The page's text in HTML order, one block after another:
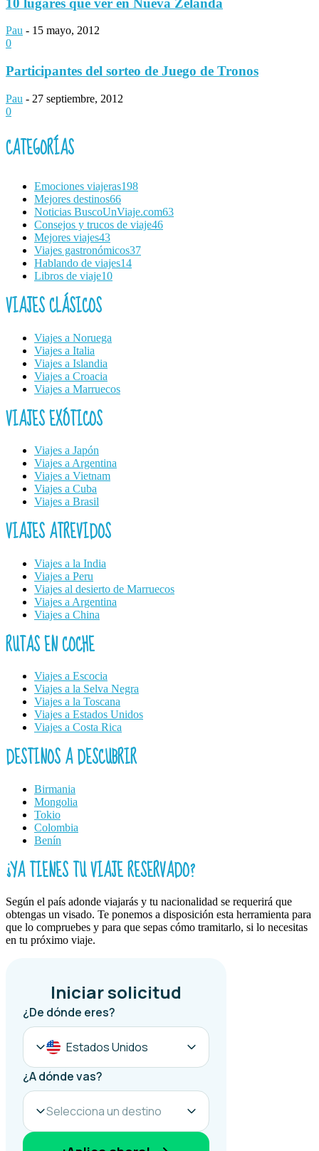
Pau - 15 mayo, 2012
0
Participantes del sorteo de Juego de Tronos
Pau - 27 septiembre, 2012
0
CATEGORÍAS
Emociones viajeras198
Mejores destinos66
Noticias BuscoUnViaje.com63
Consejos y trucos de viaje46
Mejores viajes43
Viajes gastronómicos37
Hablando de viajes14
Libros de viaje10
VIAJES CLÁSICOS
Viajes a Noruega
Viajes a Italia
Viajes a Islandia
Viajes a Croacia
Viajes a Marruecos
VIAJES EXÓTICOS
Viajes a Japón
Viajes a Argentina
Viajes a Vietnam
Viajes a Cuba
Viajes a Brasil
VIAJES ATREVIDOS
Viajes a la India
Viajes a Peru
Viajes al desierto de Marruecos
Viajes a Argentina
Viajes a China
RUTAS EN COCHE
Viajes a Escocia
Viajes a la Selva Negra
Viajes a la Toscana
Viajes a Estados Unidos
Viajes a Costa Rica
DESTINOS A DESCUBRIR
Birmania
Mongolia
Tokio
Colombia
Benín
¿YA TIENES TU VIAJE RESERVADO?
Según el país adonde viajarás y tu nacionalidad se requerirá que
obtengas un visado. Te ponemos a disposición esta herramienta para
que lo compruebes y para que sepas cómo tramitarlo, si lo necesitas
en tu próximo viaje.